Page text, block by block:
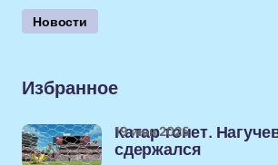
Новости
Избранное
Катар тонет.
сдержался
19 июн 2026